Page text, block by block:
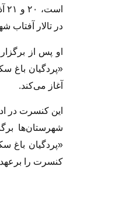
در تالار آفتاب
«پردگیان باغ
آغاز می‌کند.
این کنسرت در
شهرستان‌ها
کنسرت را